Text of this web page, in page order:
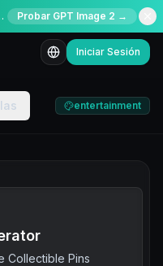
limitado Probar GPT Image 2 →
Iniciar Sesión
entertainment
Collectible Pins